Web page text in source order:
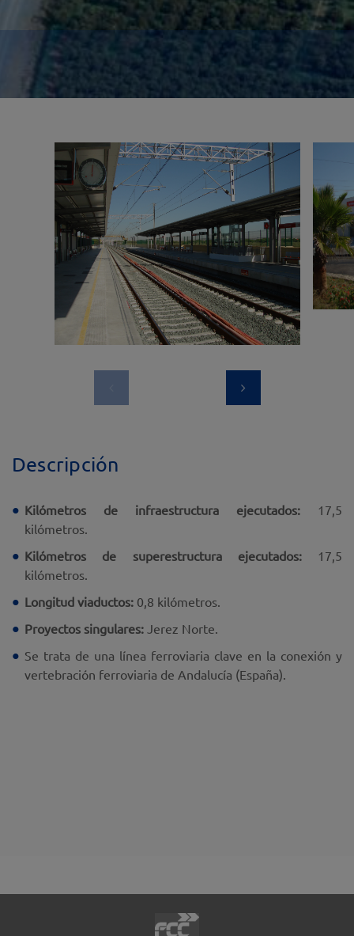
Descripción
Kilómetros de infraestructura ejecutados: 17,5
kilómetros.
Kilómetros de superestructura ejecutados:17,5
kilómetros.
Longitud viaductos: 0,8 kilómetros.
Proyectos singulares: Jerez Norte.
Se trata de una línea ferroviaria clave en la conexión y
vertebración ferroviaria de Andalucía (España).